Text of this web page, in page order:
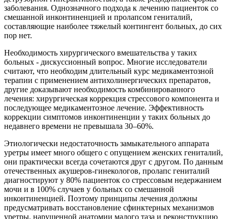
заболевания. Однозначного подхода к лечению пациенток со
смешанной инконтиненцией и пролапсом гениталий,
составляющие наиболее тяжелый контингент больных, до сих
пор нет.
Необходимость хирургического вмешательства у таких
больных - дискуссионный вопрос. Многие исследователи
считают, что необходим длительный курс медикаментозной
терапии с применением антихолинергических препаратов,
другие доказывают необходимость комбинированного
лечения: хирургическая коррекция стрессового компонента и
последующее медикаментозное лечение. Эффективность
коррекции симптомов инконтиненции у таких больных до
недавнего времени не превышала 30–60%.
Этиологически недостаточность замыкательного аппарата
уретры имеет много общего с опущением женских гениталий,
они практически всегда сочетаются друг с другом. По данным
отечественных акушеров-гинекологов, пролапс гениталий
диагностируют у 80% пациенток со стрессовым недержанием
мочи и в 100% случаев у больных со смешанной
инконтиненцией. Поэтому принципы лечения должны
предусматривать восстановление сфинктерных механизмов
уретры, нарушенной анатомии малого таза и реконструкцию